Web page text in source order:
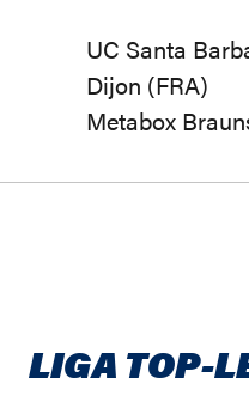
UC Santa
Dijon (FRA)
Metabox
LIGA TOP-